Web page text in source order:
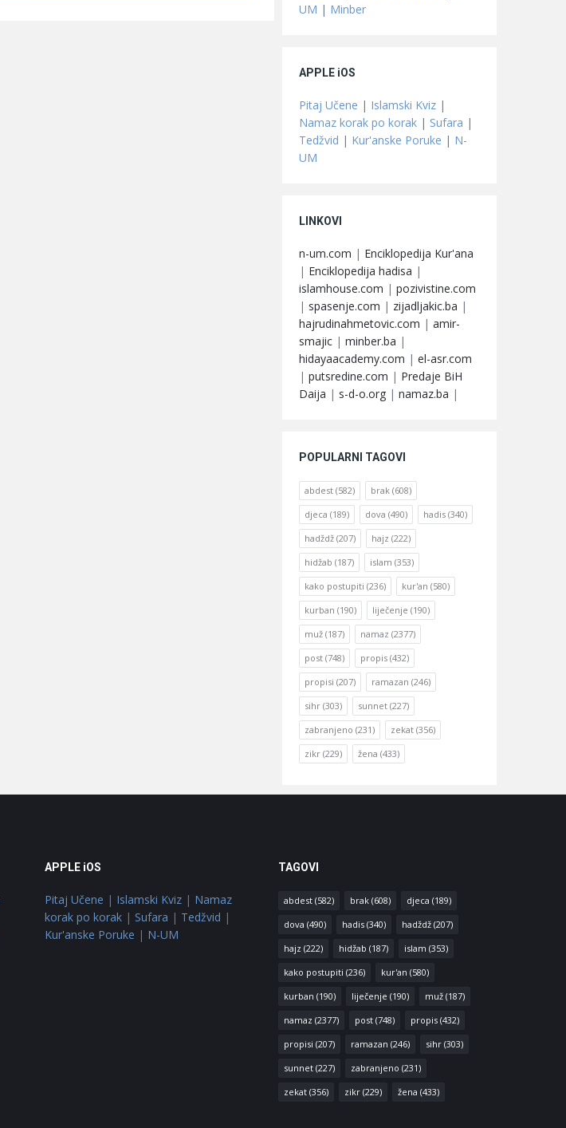
UM | Minber
APPLE iOS
Pitaj Učene | Islamski Kviz |
Namaz korak po korak | Sufara |
Tedžvid | Kur'anske Poruke | N-
UM
LINKOVI
n-um.com | Enciklopedija Kur'ana
| Enciklopedija hadisa |
islamhouse.com | pozivistine.com
| spasenje.com | zijadljakic.ba |
hajrudinahmetovic.com | amir-
smajic | minber.ba |
hidayaacademy.com | el-asr.com
| putsredine.com | Predaje BiH
Daija | s-d-o.org | namaz.ba |
POPULARNI TAGOVI
abdest (582) brak (608)
djeca (189) dova (490) hadis (340)
hadždž (207) hajz (222)
hidžab (187) islam (353)
kako postupiti (236) kur'an (580)
kurban (190) liječenje (190)
muž (187) namaz (2377)
post (748) propis (432)
propisi (207) ramazan (246)
sihr (303) sunnet (227)
zabranjeno (231) zekat (356)
zikr (229) žena (433)
APPLE iOS
Pitaj Učene | Islamski Kviz | Namaz
korak po korak | Sufara | Tedžvid |
Kur'anske Poruke | N-UM
TAGOVI
abdest(582) brak(608) djeca (189)
dova (490) hadis(340) hadždž(207)
hajz (222) hidžab (187) islam (353)
kako postupiti (236) kur'an (580)
kurban (190) liječenje (190) muž(187)
namaz (2377) post(748) propis(432)
propisi (207) ramazan (246) sihr(303)
sunnet(227) zabranjeno (231)
zekat(356) zikr(229) žena (433)